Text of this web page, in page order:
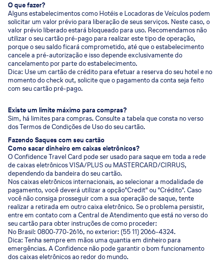
O que fazer?
Alguns estabelecimentos como Hotéis e Locadoras de Veículos podem
solicitar um valor prévio para liberação de seus serviços. Neste caso, o
valor prévio liberado estará bloqueado para uso. Recomendamos não
utilizar o seu cartão pré-pago para realizar este tipo de operação,
porque o seu saldo ficará comprometido, até que o estabelecimento
cancele a pré-autorização e isso depende exclusivamente do
cancelamento por parte do estabelecimento.
Dica: Use um cartão de crédito para efetuar a reserva do seu hotel e no
momento do check out, solicite que o pagamento da conta seja feito
com seu cartão pré-pago.
Existe um limite máximo para compras?
Sim, há limites para compras. Consulte a tabela que consta no verso
dos Termos de Condições de Uso do seu cartão.
Fazendo Saques com seu cartão
Como sacar dinheiro em caixas eletrônicos?
O Confidence Travel Card pode ser usado para saque em toda a rede
de caixas eletrônicos VISA/PLUS ou MASTERCARD/CIRRUS,
dependendo da bandeira do seu cartão.
Nos caixas eletrônicos internacionais, ao selecionar a modalidade de
pagamento, você deverá utilizar a opção"Credit" ou "Crédito". Caso
você não consiga prosseguir com a sua operação de saque, tente
realizar a retirada em outro caixa eletrônico. Se o problema persistir,
entre em contato com a Central de Atendimento que está no verso do
seu cartão para obter instruções de como proceder:
No Brasil: 0800-770-2616, no exterior: (55 11) 2066-4324.
Dica: Tenha sempre em mãos uma quantia em dinheiro para
emergências. A Confidence não pode garantir o bom funcionamento
dos caixas eletrônicos ao redor do mundo.